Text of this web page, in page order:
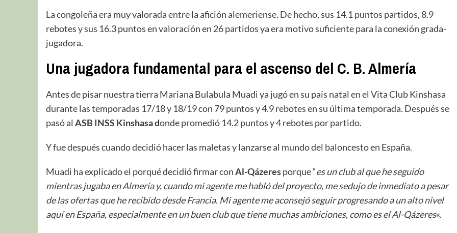
La congoleña era muy valorada entre la afición alemeriense. De hecho, sus 14.1 puntos partidos, 8.9
rebotes y sus 16.3 puntos en valoración en 26 partidos ya era motivo suficiente para la conexión grada-
jugadora.
Una jugadora fundamental para el ascenso del C. B. Almería
Antes de pisar nuestra tierra Mariana Bulabula Muadi ya jugó en su país natal en el Vita Club Kinshasa
durante las temporadas 17/18 y 18/19 con 79 puntos y 4.9 rebotes en su última temporada. Después se
pasó al ASB INSS Kinshasa donde promedió 14.2 puntos y 4 rebotes por partido.
Y fue después cuando decidió hacer las maletas y lanzarse al mundo del baloncesto en España.
Muadi ha explicado el porqué decidió firmar conAl-Qázeresporque “es un club al que he seguido
mientras jugaba en Almería y, cuando mi agente me habló del proyecto, me sedujo de inmediato a pesar
de las ofertas que he recibido desde Francia. Mi agente me aconsejó seguir progresando a un alto nivel
aquí en España, especialmente en un buen club que tiene muchas ambiciones, como es el Al-Qázeres«.